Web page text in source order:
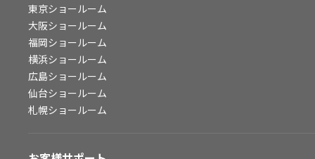
東京ショールーム
大阪ショールーム
福岡ショールーム
横浜ショールーム
広島ショールーム
仙台ショールーム
札幌ショールーム